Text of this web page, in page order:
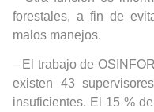
forestales, a fin de
malos manejos.
– El trabajo de
existen 43
insuficientes. El 15 %